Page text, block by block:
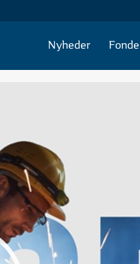
Nyheder Fonde